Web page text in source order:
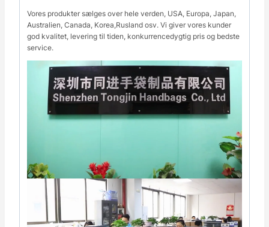
Vores produkter sælges over hele verden, USA, Europa, Japan,
Australien, Canada, Korea,Rusland osv. Vi giver vores kunder
god kvalitet, levering til tiden, konkurrencedygtig pris og bedste
service.